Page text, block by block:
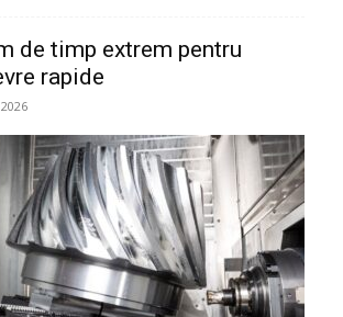
de timp extrem pentru
rapide